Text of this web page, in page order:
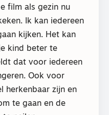
film als gezin nu
Ik kan iedereen
kijken. Het kan
kind beter te
dat voor iedereen
Ook voor
herkenbaar zijn en
te gaan en de